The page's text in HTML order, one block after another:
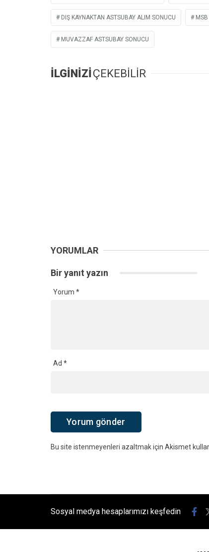
DIŞ KAYNAKTAN ASTSUBAY ALIM SONUCU
MUVAZZAF ASTSUBAY SONUCU
İLGİNİZİÇEKEBİLİR
YORUMLAR
Bir yanıt yazın
Yorum *
Ad *
Bu site istenmeyenleri azaltmak için Akismet
Sosyal medya hesaplarımızı keşfedin